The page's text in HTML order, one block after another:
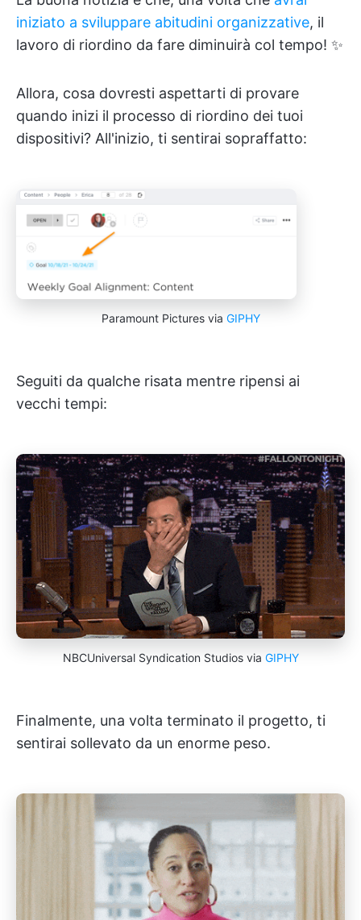
iniziato a sviluppare abitudini organizzative, il
lavoro di riordino da fare diminuirà col tempo! ✨
Allora, cosa dovresti aspettarti di provare
quando inizi il processo di riordino dei tuoi
dispositivi? All'inizio, ti sentirai sopraffatto:
Paramount Pictures via GIPHY
Seguiti da qualche risata mentre ripensi ai
vecchi tempi:
NBCUniversal Syndication Studios via GIPHY
Finalmente, una volta terminato il progetto, ti
sentirai sollevato da un enorme peso.